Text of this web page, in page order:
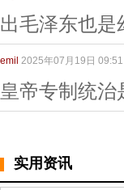
出毛泽东也是
emil 2025年07月19日 09:51
皇帝专制统治
实用资讯